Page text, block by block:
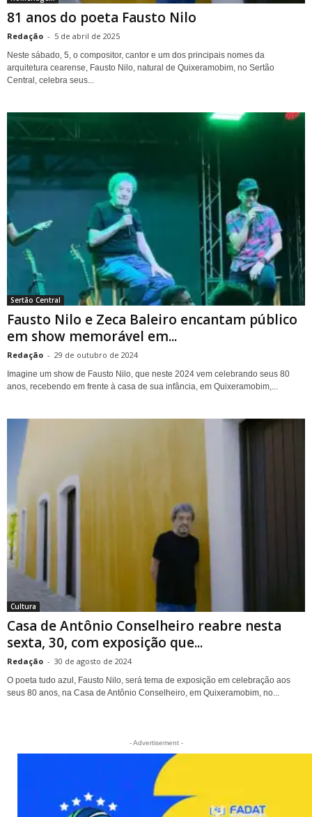
81 anos do poeta Fausto Nilo
Redação - 5 de abril de 2025
Neste sábado, 5, o compositor, cantor e um dos principais nomes da
arquitetura cearense, Fausto Nilo, natural de Quixeramobim, no Sertão
Central, celebra seus...
Sertão Central
Fausto Nilo e Zeca Baleiro encantam público
em show memorável em...
Redação - 29 de outubro de 2024
Imagine um show de Fausto Nilo, que neste 2024 vem celebrando seus 80
anos, recebendo em frente à casa de sua infância, em Quixeramobim,...
Cultura
Casa de Antônio Conselheiro reabre nesta
sexta, 30, com exposição que...
Redação - 30 de agosto de 2024
O poeta tudo azul, Fausto Nilo, será tema de exposição em celebração aos
seus 80 anos, na Casa de Antônio Conselheiro, em Quixeramobim, no...
- Advertisement -